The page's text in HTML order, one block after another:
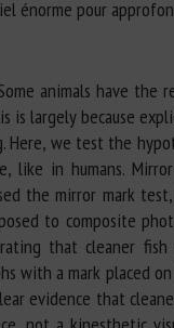
énorme pour
animals have
is largely because
Here, we test the
like in humans.
the mirror mark
to composite
that cleaner
with a mark placed
evidence that